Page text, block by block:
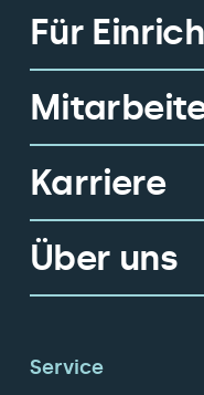
Für
Karriere
Über uns
Service